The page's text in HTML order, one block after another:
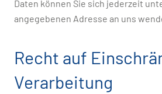
Daten können Sie sich jederzeit
angegebenen Adresse an uns
Recht auf
Verarbeitung